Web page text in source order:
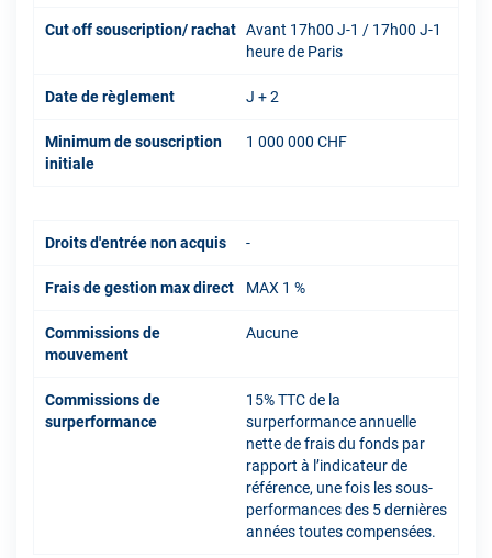
Cut off souscription/ rachat Avant 17h00 J-1 / 17h00 J-1
heure de Paris
Date de règlement J + 2
Minimum de souscription
initiale
1 000 000 CHF
Droits d'entrée non acquis -
Frais de gestion max direct MAX 1 %
Commissions de
mouvement
Aucune
Commissions de
surperformance
15% TTC de la
surperformance annuelle
nette de frais du fonds par
rapport à l’indicateur de
référence, une fois les sous-
performances des 5 dernières
années toutes compensées.